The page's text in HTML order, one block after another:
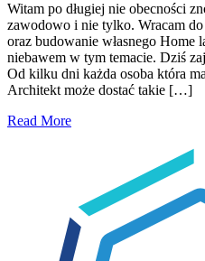
Witam po długiej nie obecności
zawodowo i nie tylko. Wracam
oraz budowanie własnego Home
niebawem w tym temacie. Dziś
Od kilku dni każda osoba która
Architekt może dostać takie […]
Read More